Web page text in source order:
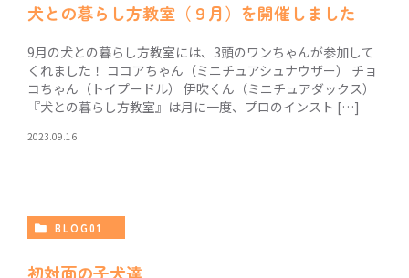
犬との暮らし方教室（９月）を開催しました
9月の犬との暮らし方教室には、3頭のワンちゃんが参加して
くれました！ ココアちゃん（ミニチュアシュナウザー） チョ
コちゃん（トイプードル） 伊吹くん（ミニチュアダックス）
『犬との暮らし方教室』は月に一度、プロのインスト […]
2023.09.16
BLOG01
初対面の子犬達